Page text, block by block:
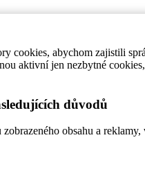
cookies, abychom zajistili
aktivní jen nezbytné
důvodů
obsahu a